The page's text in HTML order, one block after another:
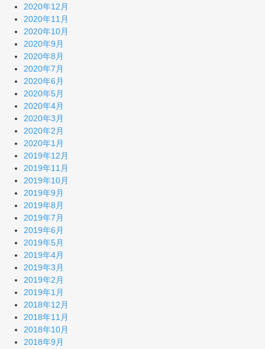
2020年12月
2020年11月
2020年10月
2020年9月
2020年8月
2020年7月
2020年6月
2020年5月
2020年4月
2020年3月
2020年2月
2020年1月
2019年12月
2019年11月
2019年10月
2019年9月
2019年8月
2019年7月
2019年6月
2019年5月
2019年4月
2019年3月
2019年2月
2019年1月
2018年12月
2018年11月
2018年10月
2018年9月